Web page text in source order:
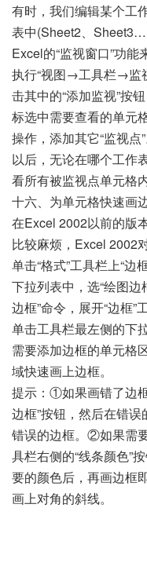
有时，我们编辑某个工
表中(Sheet2、
Excel的“监视窗口”功能
执行“视图→工具栏→监
击其中的“添加监视”按
标选中需要查看的单元
操作，添加其它“监视点”
以后，无论在哪个工作
看所有被监视点单元格
十六、为单元格快速画
在Excel 2002以前的版
比较麻烦，Excel 2002
单击“格式”工具栏上“边
下拉列表中，选“绘图
边框”命令，展开“边框”
单击工具栏最左侧的下
需要添加边框的单元格
域快速画上边框。
提示：①如果画错了边
边框”按钮，然后在错
错误的边框。②如果需
具栏右侧的“线条颜色”
要的颜色后，再画边框
画上对角的斜线。